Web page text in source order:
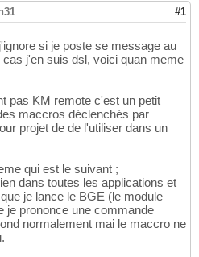
#1
si je poste se message au
j'en suis dsl, voici quan meme
pas KM remote c'est un petit
maccros déclenchés par
projet de de l'utiliser dans un
qui est le suivant ;
dans toutes les applications et
je lance le BGE (le module
je prononce une commande
normalement mai le maccro ne